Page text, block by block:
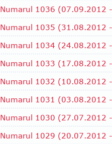
Numarul 1036 (07.09.2012
Numarul 1035 (31.08.2012
Numarul 1034 (24.08.2012
Numarul 1033 (17.08.2012
Numarul 1032 (10.08.2012
Numarul 1031 (03.08.2012
Numarul 1030 (27.07.2012
Numarul 1029 (20.07.2012